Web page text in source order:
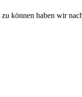
können haben wir